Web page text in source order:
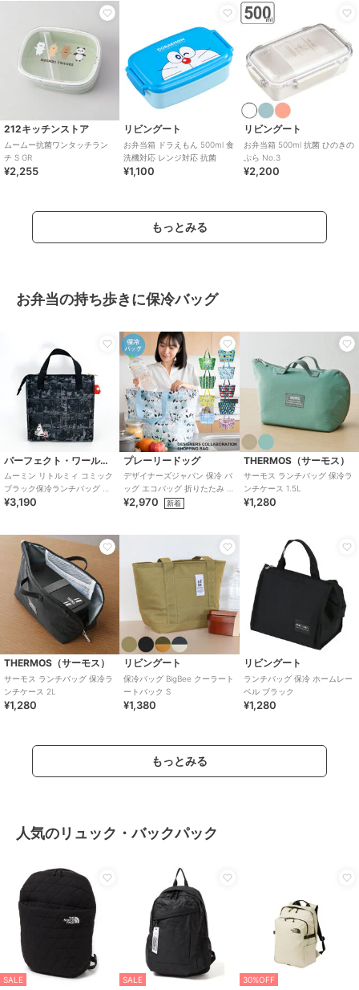
212キッチンストア
ムームー抗菌ワンタッチラン
チ S GR
¥2,255
リビングート
お弁当箱 ドラえもん 500ml 食
洗機対応 レンジ対応 抗菌
¥1,100
リビングート
お弁当箱 500ml 抗菌 ひのきの
ぷら No.3
¥2,200
もっとみる
お弁当の持ち歩きに保冷バッグ
パーフェクト・ワールド・トーキョー
ムーミン リトルミィ コミック
ブラック保冷ランチバッグ ラ
ンチ用品 学校 オフィス エコバ
¥3,190
プレーリードッグ
デザイナーズジャパン 保冷 バ
ッグ エコバッグ 折りたたみ ク
ーラーバッグ
¥2,970 新着
THERMOS（サーモス）
サーモス ランチバッグ 保冷ラ
ンチケース 1.5L
¥1,280
THERMOS（サーモス）
サーモス ランチバッグ 保冷ラ
ンチケース 2L
¥1,280
リビングート
保冷バッグ BigBee クーラート
ートバック S
¥1,380
リビングート
ランチバッグ 保冷 ホームレー
ベル ブラック
¥1,280
もっとみる
人気のリュック・バックパック
SALE SALE 30%OFF